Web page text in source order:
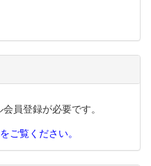
員登録が必要です。
ご覧ください。